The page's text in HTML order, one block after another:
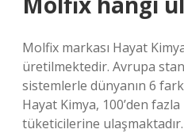
Molfix markası Hayat
üretilmektedir. Avrupa
sistemlerle dünyanın 6
Hayat Kimya, 100’den
tüketicilerine